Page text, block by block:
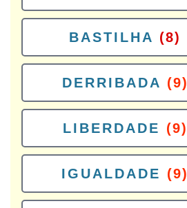
BASTILHA (8)
DERRIBADA (9)
LIBERDADE (9)
IGUALDADE (9)